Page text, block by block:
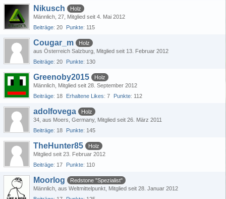
Nikusch
Holz
Männlich 27 Mitglied seit 4. Mai 2012
Beiträge 20 Punkte 115
Cougar_m
Holz
aus Österreich Salzburg Mitglied seit 13. Februar 2012
Beiträge 20 Punkte 130
Greenoby2015
Holz
Männlich Mitglied seit 28. September 2012
Beiträge 18 Erhaltene Likes 7 Punkte 112
adolfovega
Holz
34 aus Moers, Germany Mitglied seit 26. März 2011
Beiträge 18 Punkte 145
TheHunter85
Holz
Mitglied seit 23. Februar 2012
Beiträge 17 Punkte 110
Moorlog
Redstone "Spezialist"
Männlich aus Weltmittelpunkt Mitglied seit 28. Januar 2012